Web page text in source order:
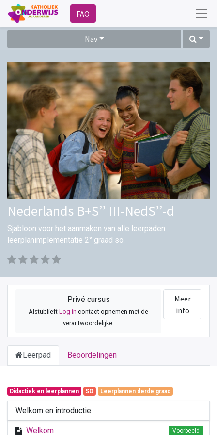
FAQ
Nav
Nederlands B+S’’ III-NedS’’-d
Sjabloon voor het aanmaken van alle leerpaden
leerplanimplementatie 2° graad so.
Privé cursus
AlstublieftLog in contact opnemen met de
verantwoordelijke.
Meer
info
Leerpad Beoordelingen
Didactiek en leerplannen SO Leerplannen derde graad
Welkom en introductie
Welkom Voorbeeld